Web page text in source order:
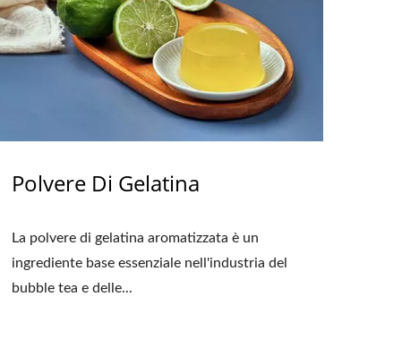
Polvere Di Gelatina
La polvere di gelatina aromatizzata è un
ingrediente base essenziale nell'industria del
bubble tea e delle...